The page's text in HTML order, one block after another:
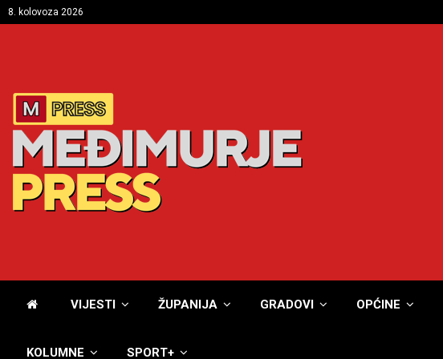
8. kolovoza 2026
VIJESTI ŽUPANIJA GRADOVI OPĆINE
KOLUMNE SPORT+